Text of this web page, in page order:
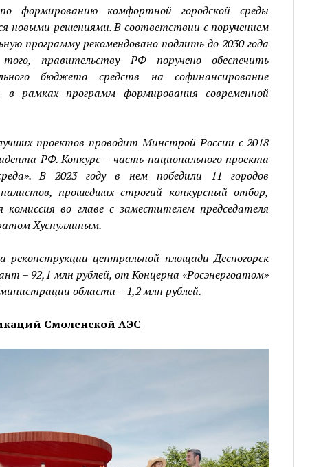
формированию комфортной городской среды
новыми решениями. В соответствии с поручением
программу рекомендовано подлить до 2030 года
правительству РФ поручено обеспечить
бюджета средств на софинансирование
в рамках программ формирования современной
проектов проводит Минстрой России с 2018
РФ. Конкурс – часть национального проекта
В 2023 году в нем победили 11 городов
прошедших строгий конкурсный отбор,
комиссия во главе с заместителем председателя
Хуснуллиным.
центральной площади Десногорск
– 92,1 млн рублей, от Концерна «Росэнергоатом»
области – 1,2 млн рублей.
Смоленской АЭС